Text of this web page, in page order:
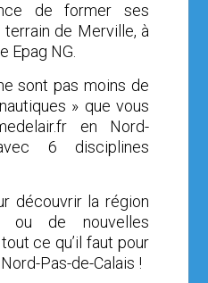
de former ses
terrain de Merville, à
Epag NG.
sont pas moins de
» que vous
en Nord-
6 disciplines
découvrir la région
ou de nouvelles
ce qu’il faut pour
Pas-de-Calais !